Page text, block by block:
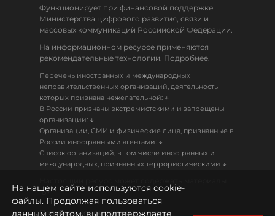
Функционирует при финансовой поддержке
Министерства цифрового развития, связи и
массовых коммуникаций Российской Федерации.
На информационном ресурсе применяются
рекомендательные технологии. Подробнее.
Перечень иностранных и международных
неправительственных организаций, деятельность
которых признана нежелательной: ↓
В России признаны экстремистскими и запрещены
организации: ↓
Организации, СМИ и физические лица, признанные в
России иностранными агентами: ↓
Список организаций, в том числе иностранных и
международных, признанных террористическими ↓
18+
Политика конфиденциальности
На нашем сайте используются cookie-
файлы. Продолжая пользоваться
данным сайтом, вы подтверждаете